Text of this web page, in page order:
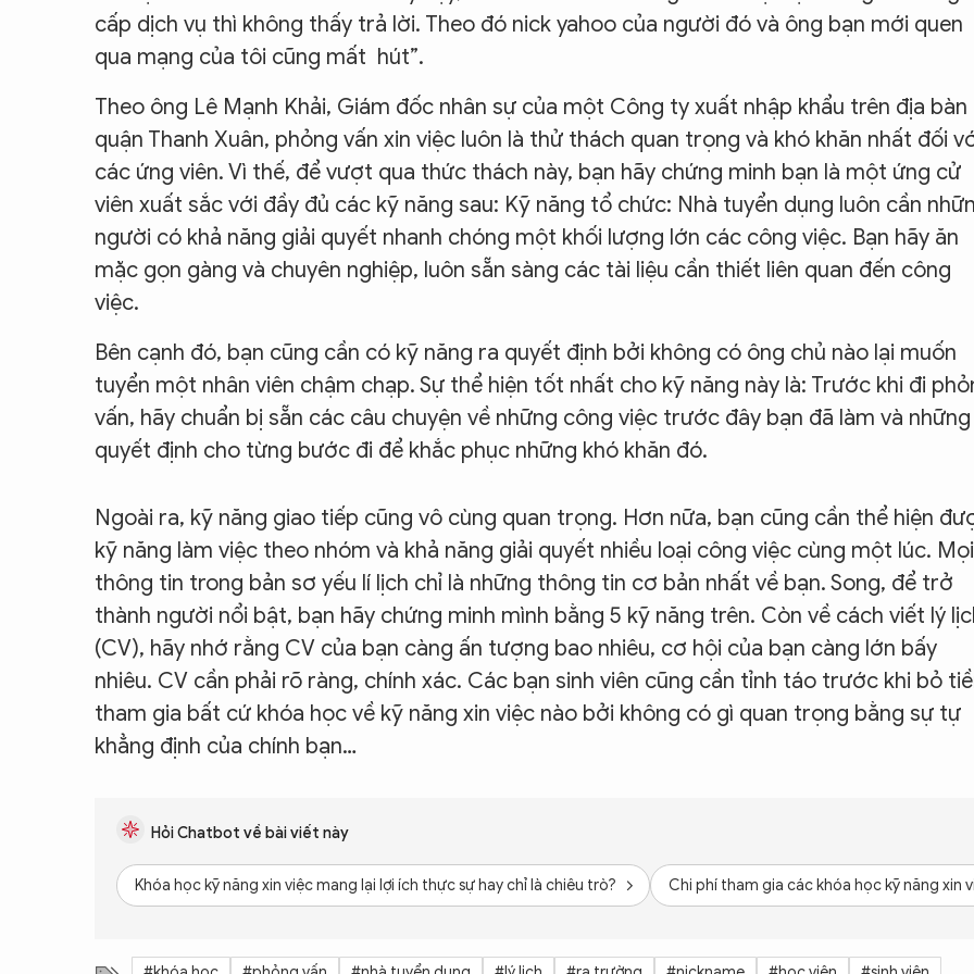
cấp dịch vụ thì không thấy trả lời. Theo đó nick yahoo của người đó và ông bạn mới quen
qua mạng của tôi cũng mất hút”.
Theo ông Lê Mạnh Khải, Giám đốc nhân sự của một Công ty xuất nhập khẩu trên địa bàn
quận Thanh Xuân, phỏng vấn xin việc luôn là thử thách quan trọng và khó khăn nhất đối
các ứng viên. Vì thế, để vượt qua thức thách này, bạn hãy chứng minh bạn là một ứng cử
viên xuất sắc với đầy đủ các kỹ năng sau: Kỹ năng tổ chức: Nhà tuyển dụng luôn cần
người có khả năng giải quyết nhanh chóng một khối lượng lớn các công việc. Bạn hãy ăn
mặc gọn gàng và chuyên nghiệp, luôn sẵn sàng các tài liệu cần thiết liên quan đến công
việc.
Bên cạnh đó, bạn cũng cần có kỹ năng ra quyết định bởi không có ông chủ nào lại muốn
tuyển một nhân viên chậm chạp. Sự thể hiện tốt nhất cho kỹ năng này là: Trước khi đi
vấn, hãy chuẩn bị sẵn các câu chuyện về những công việc trước đây bạn đã làm và những
quyết định cho từng bước đi để khắc phục những khó khăn đó.
Ngoài ra, kỹ năng giao tiếp cũng vô cùng quan trọng. Hơn nữa, bạn cũng cần thể hiện
kỹ năng làm việc theo nhóm và khả năng giải quyết nhiều loại công việc cùng một lúc. Mọi
thông tin trong bản sơ yếu lí lịch chỉ là những thông tin cơ bản nhất về bạn. Song, để trở
thành người nổi bật, bạn hãy chứng minh mình bằng 5 kỹ năng trên. Còn về cách viết lý
(CV), hãy nhớ rằng CV của bạn càng ấn tượng bao nhiêu, cơ hội của bạn càng lớn bấy
nhiêu. CV cần phải rõ ràng, chính xác. Các bạn sinh viên cũng cần tỉnh táo trước khi bỏ
tham gia bất cứ khóa học về kỹ năng xin việc nào bởi không có gì quan trọng bằng sự tự
khẳng định của chính bạn…
Hỏi Chatbot về bài viết này
Khóa học kỹ năng xin việc mang lại lợi ích thực sự hay chỉ là chiêu trò? Chi phí tham gia các khóa học kỹ năng xin